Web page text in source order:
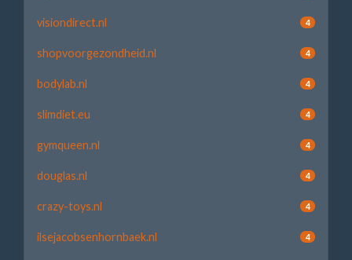
visiondirect.nl 4
shopvoorgezondheid.nl 4
bodylab.nl 4
slimdiet.eu 4
gymqueen.nl 4
douglas.nl 4
crazy-toys.nl 4
ilsejacobsenhornbaek.nl 4